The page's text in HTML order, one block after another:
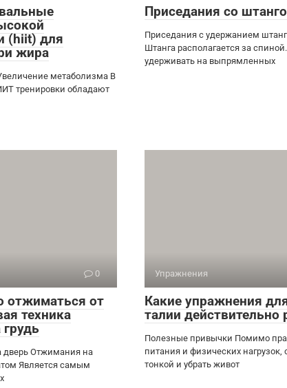
(hiit) для
жира
метаболизма В
тренировки обладают
Приседания со
Приседания с удержанием
Штанга располагается за
удерживать на выпрямленных
0
отжиматься от
техника
дверь Отжимания на
Является самым
Упражнения
Какие упражнения
талии действительно
Полезные привычки Помимо
питания и физических нагрузок,
тонкой и убрать живот